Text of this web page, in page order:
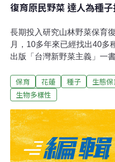
復育原民野菜 達人為種
長期投入研究山林野菜保育
月，10多年來已經找出40多
出版「台灣新野菜主義」一
認同的作法。透過與林務局
美族野菜保種復育工作，目
外，林管處也送至亞洲世界
遷對生物多樣性的影響。吳
野菜送往挪威種子銀行保存
保育 花蓮 種子 生態
生物多樣性